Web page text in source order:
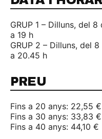
GRUP 1 – Dilluns, del 8
a 19 h
GRUP 2 – Dilluns, del 8
a 20.45 h
PREU
Fins a 20 anys: 22,55 €
Fins a 30 anys: 33,83 €
Fins a 40 anys: 44,10 €